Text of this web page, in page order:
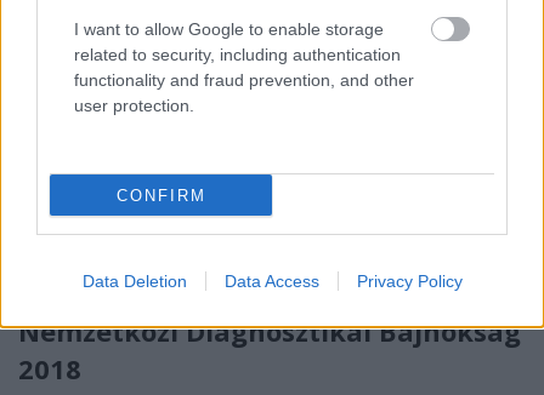
I want to allow Google to enable storage
related to security, including authentication
functionality and fraud prevention, and other
user protection.
CONFIRM
Data Deletion Data Access Privacy Policy
Nemzetközi Diagnosztikai Bajnokság
2018